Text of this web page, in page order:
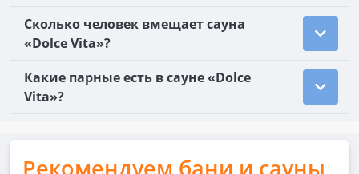
Сколько человек вмещает сауна
«Dolce Vita»?
Какие парные есть в сауне «Dolce
Vita»?
Рекомендуем бани и сауны